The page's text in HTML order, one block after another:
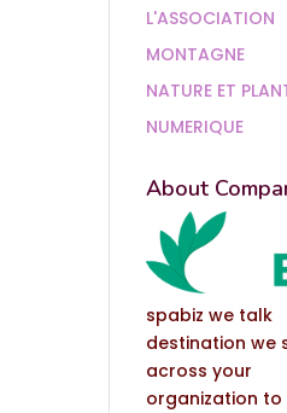
L'ASSOCIATION
MONTAGNE
NATURE ET
NUMERIQUE
About
spabiz we talk
destination we
across your
organization to